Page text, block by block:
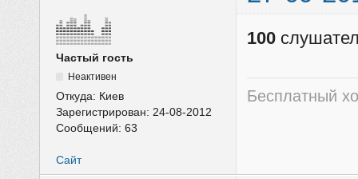
Частый гость
Неактивен
Откуда: Киев
Зарегистрирован: 24-08-2012
Сообщений:63
100
Бесплатный
Сайт